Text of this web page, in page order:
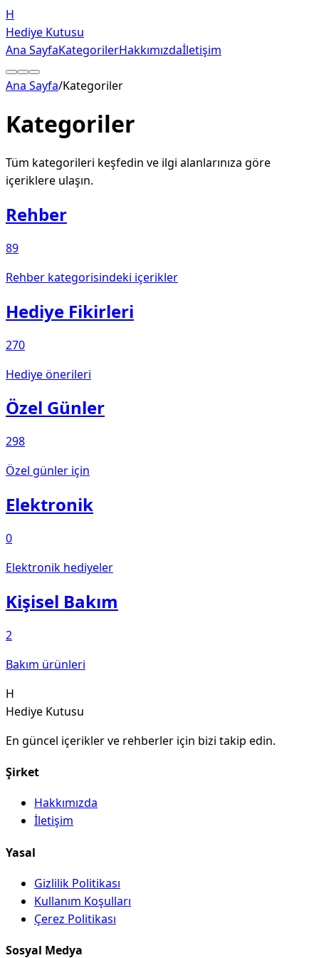
H
Hediye Kutusu
Ana SayfaKategorilerHakkımızdaİletişim
Ana Sayfa/Kategoriler
Kategoriler
Tüm kategorileri keşfedin ve ilgi alanlarınıza göre
içeriklere ulaşın.
Rehber
89
Rehber kategorisindeki içerikler
Hediye Fikirleri
270
Hediye önerileri
Özel Günler
298
Özel günler için
Elektronik
0
Elektronik hediyeler
Kişisel Bakım
2
Bakım ürünleri
H
Hediye Kutusu
En güncel içerikler ve rehberler için bizi takip edin.
Şirket
Hakkımızda
İletişim
Yasal
Gizlilik Politikası
Kullanım Koşulları
Çerez Politikası
Sosyal Medya